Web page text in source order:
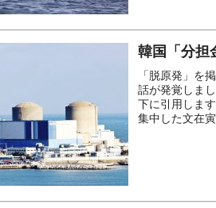
韓国「分担
「脱原発」を
話が発覚しま
下に引用しま
集中した文在